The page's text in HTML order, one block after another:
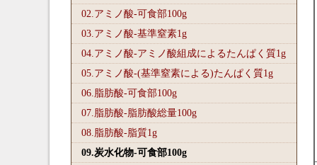
02.アミノ酸-可食部100g
03.アミノ酸-基準窒素1g
04.アミノ酸-アミノ酸組成によるたんぱく質1g
05.アミノ酸-(基準窒素による)たんぱく質1g
06.脂肪酸-可食部100g
07.脂肪酸-脂肪酸総量100g
08.脂肪酸-脂質1g
09.炭水化物-可食部100g